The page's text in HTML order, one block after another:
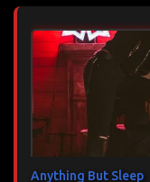
Anything But Sleep